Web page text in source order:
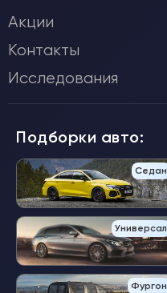
Акции
Контакты
Исследования
Подборки авто:
Седан
Универсал
Фургон